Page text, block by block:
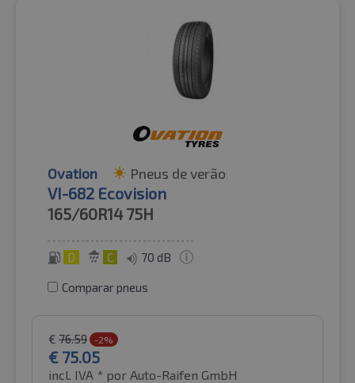
Ovation Pneus de verão
VI-682 Ecovision
165/60R14 75H
D C 70 dB
Comparar pneus
€ 76.59 -2%
€ 75.05
incl. IVA * por Auto-Raifen GmbH